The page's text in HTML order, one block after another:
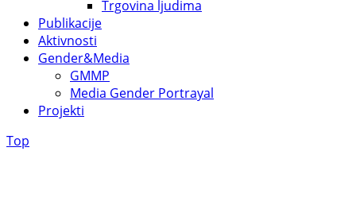
Trgovina ljudima
Publikacije
Aktivnosti
Gender&Media
GMMP
Media Gender Portrayal
Projekti
Top